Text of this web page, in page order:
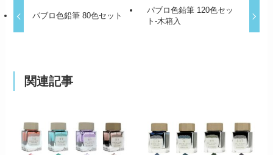
パブロ色鉛筆 80色セット
パブロ色鉛筆 120色セッ
ト-木箱入
関連記事